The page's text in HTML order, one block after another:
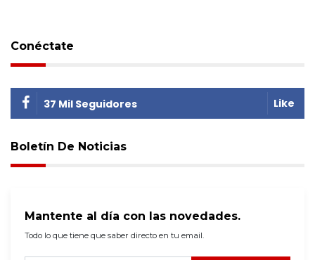
Conéctate
37 Mil Seguidores Like
Boletín De Noticias
Mantente al día con las novedades.
Todo lo que tiene que saber directo en tu email.